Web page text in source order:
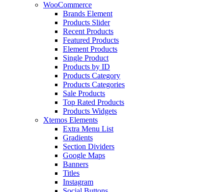
WooCommerce
Brands Element
Products Slider
Recent Products
Featured Products
Element Products
Single Product
Products by ID
Products Category
Products Categories
Sale Products
Top Rated Products
Products Widgets
Xtemos Elements
Extra Menu List
Gradients
Section Dividers
Google Maps
Banners
Titles
Instagram